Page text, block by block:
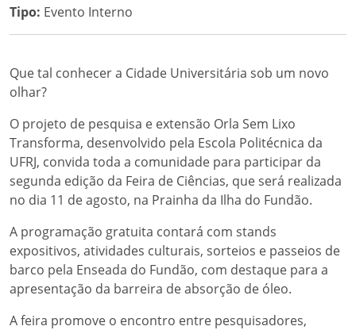
Tipo: Evento Interno
Que tal conhecer a Cidade Universitária sob um novo
olhar?
O projeto de pesquisa e extensão Orla Sem Lixo
Transforma, desenvolvido pela Escola Politécnica da
UFRJ, convida toda a comunidade para participar da
segunda edição da Feira de Ciências, que será realizada
no dia 11 de agosto, na Prainha da Ilha do Fundão.
A programação gratuita contará com stands
expositivos, atividades culturais, sorteios e passeios de
barco pela Enseada do Fundão, com destaque para a
apresentação da barreira de absorção de óleo.
A feira promove o encontro entre pesquisadores,